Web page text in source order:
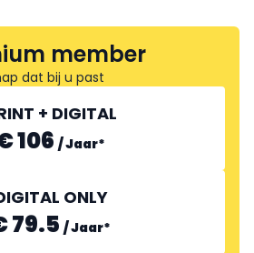
member
dat bij u past
+ DIGITAL
106 /Jaar*
ONLY
79.5 /Jaar*